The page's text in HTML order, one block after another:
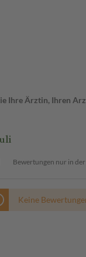
Ihre Ärztin, Ihren
Bewertungen nur in
Keine